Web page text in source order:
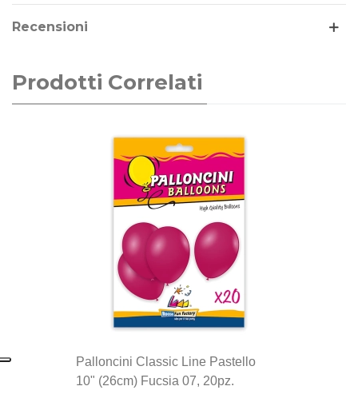
Gonfiaggio: aria
rendendoli una scelta ideale per ogni evento.
Perfetti per decorazioni di piccole e grandi
dimensioni, offrono qualità e versatilità in ogni
La linea di palloncini Classic Line sono gli storici
palloncini Rocca Fun Factory, prodotti in Italia dal
1902. Si distinguono per la qualità eccezionale e la
artigianale e attenzione ai dettagli.
Recensioni
Prodotti Correlati
Palloncini Classic Line Pastello
10" (26cm) Fucsia 07, 20pz.